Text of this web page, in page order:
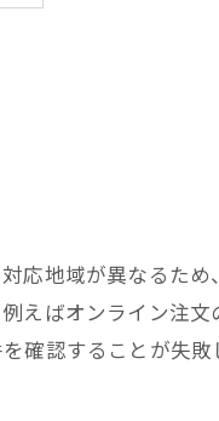
応地域が異なるた
えばオンライン注
確認することが失敗